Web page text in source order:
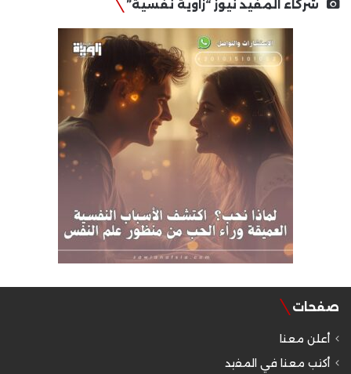
شركاء المفيد نيوز “زاوية نفسية”
صفحات
أعلن معنا
أكتب معنا في المفيد